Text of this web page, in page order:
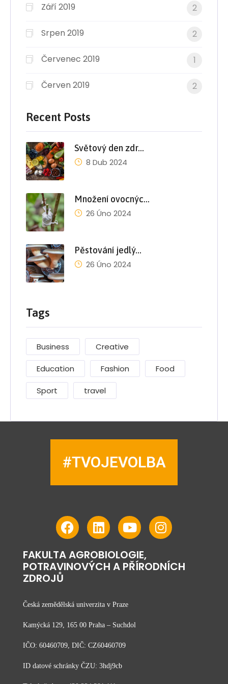
Září 2019 2
Srpen 2019 2
Červenec 2019 1
Červen 2019 2
Recent Posts
Světový den zdr…
8 Dub 2024
Množení ovocnýc…
26 Úno 2024
Pěstování jedlý…
26 Úno 2024
Tags
Business Creative
Education Fashion Food
Sport travel
#TVOJEVOLBA
FAKULTA AGROBIOLOGIE,
POTRAVINOVÝCH A PŘÍRODNÍCH
ZDROJŮ
Česká zemědělská univerzita v Praze
Kamýcká 129, 165 00 Praha – Suchdol
IČO: 60460709, DIČ: CZ60460709
ID datové schránky ČZU: 3hdj9cb